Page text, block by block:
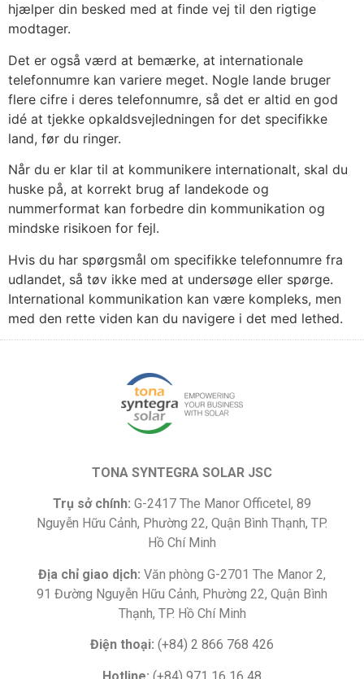
hjælper din besked med at finde vej til den rigtige
modtager.
Det er også værd at bemærke, at internationale
telefonnumre kan variere meget. Nogle lande bruger
flere cifre i deres telefonnumre, så det er altid en god
idé at tjekke opkaldsvejledningen for det specifikke
land, før du ringer.
Når du er klar til at kommunikere internationalt, skal du
huske på, at korrekt brug af landekode og
nummerformat kan forbedre din kommunikation og
mindske risikoen for fejl.
Hvis du har spørgsmål om specifikke telefonnumre fra
udlandet, så tøv ikke med at undersøge eller spørge.
International kommunikation kan være kompleks, men
med den rette viden kan du navigere i det med lethed.
TONA SYNTEGRA SOLAR JSC
Trụ sở chính: G-2417 The Manor Officetel, 89
Nguyễn Hữu Cảnh, Phường 22, Quận Bình Thạnh, TP.
Hồ Chí Minh
Địa chỉ giao dịch: Văn phòng G-2701 The Manor 2,
91 Đường Nguyễn Hữu Cảnh, Phường 22, Quận Bình
Thạnh, TP. Hồ Chí Minh
Điện thoại: (+84) 2 866 768 426
Hotline: (+84) 971 16 16 48